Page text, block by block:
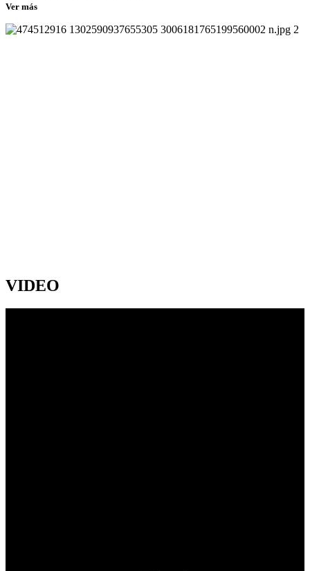
Ver más
VIDEO